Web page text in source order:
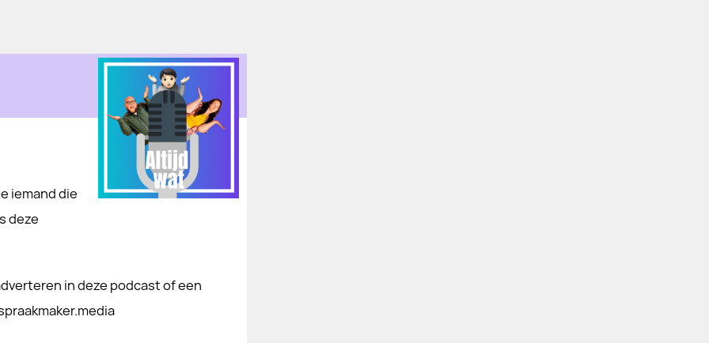
iemand die
deze
in deze podcast of een